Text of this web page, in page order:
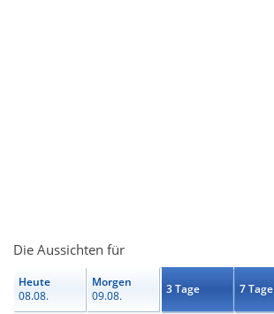
Die Aussichten für
Heute
08.08.
Morgen
09.08.
3 Tage 7 Tage